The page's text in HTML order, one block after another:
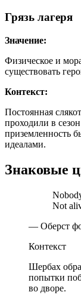
Грязь лагеря
Значение:
Физическое и
существовать
Контекст:
Постоянная
проходили в
приземленность
идеалами.
Знаковые
Not
— Оберст
Контекст
Шербах
попытки
во дворе.